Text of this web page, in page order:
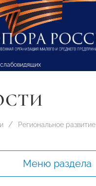
Региональное развитие
Меню раздела